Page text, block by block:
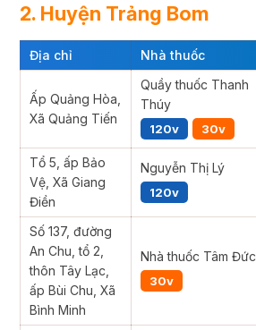
2. Huyện Trảng Bom
Địa chỉ Nhà thuốc
Ấp Quảng Hòa,
Xã Quảng Tiến
Quầy thuốc Thanh
Thúy
120v 30v
Tổ 5, ấp Bảo
Vệ, Xã Giang
Điền
Nguyễn Thị Lý
120v
Số 137, đường
An Chu, tổ 2,
thôn Tây Lạc,
ấp Bùi Chu, Xã
Bình Minh
Nhà thuốc Tâm Đức
30v